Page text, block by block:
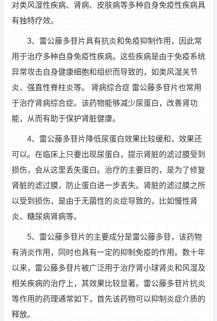
对类风湿性疾病、肾病、皮肤病等多种自身免疫性疾病具
有独特疗效。
3、雷公藤多苷片具有抗炎和免疫抑制作用，因此常
用于治疗多种自身免疫性疾病。这些疾病是由于免疫系统
异常攻击自身健康细胞和组织而导致的，如类风湿关节
炎、强直性脊柱炎等。 肾病综合症 雷公藤多苷片也常用
于治疗肾病综合症。该药物能够减少尿蛋白，改善肾功
能，从而有助于保护肾脏健康。
4、雷公藤多苷片降低尿蛋白效果比较缓和，效果还
可以。在临床上只要出现尿蛋白，提示肾脏的滤过膜受到
损伤，会从这里丢失蛋白。治疗的主要目的，是为了修复
肾脏的滤过膜，防止蛋白进一步丢失。肾脏的滤过膜之所
以受到损伤，是由于无菌性的炎症导致的，比如慢性肾
炎、糖尿病肾病等。
5、雷公藤多苷片的主要成分是雷公藤多苷，该药物
有消炎作用，同时也具有一定的抑制免疫的作用。数十年
以来，雷公藤多苷片被广泛用于治疗肾小球肾炎和风湿及
相关疾病的治疗上，其效果比较显著。雷公藤多苷片抗炎
等作用的药理通常如下，首先该药物可以抑制炎症介质的
释放。